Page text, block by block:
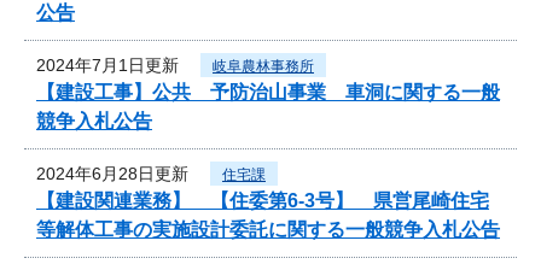
公告
2024年7月1日更新 岐阜農林事務所
【建設工事】公共 予防治山事業 車洞に関する一般
競争入札公告
2024年6月28日更新 住宅課
【建設関連業務】 【住委第6-3号】 県営尾崎住宅
等解体工事の実施設計委託に関する一般競争入札公告